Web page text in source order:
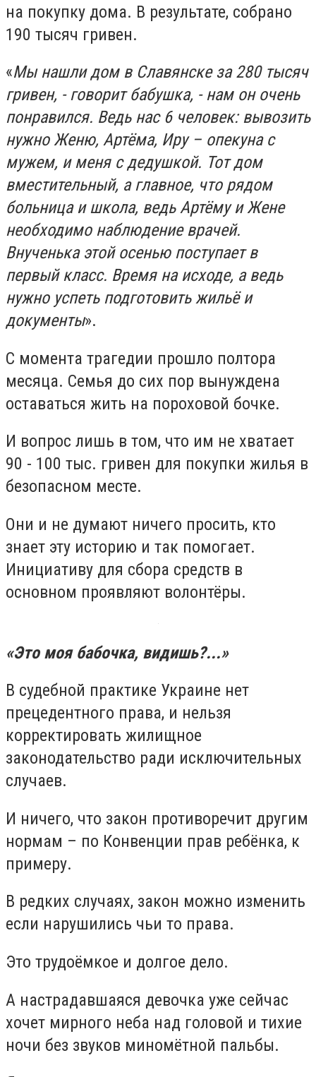
на покупку дома. В результате, собрано
190 тысяч гривен.
«Мы нашли дом в Славянске за 280 тысяч
гривен, - говорит бабушка, - нам он очень
понравился. Ведь нас 6 человек: вывозить
нужно Женю, Артёма, Иру – опекуна с
мужем, и меня с дедушкой. Тот дом
вместительный, а главное, что рядом
больница и школа, ведь Артёму и Жене
необходимо наблюдение врачей.
Внученька этой осенью поступает в
первый класс. Время на исходе, а ведь
нужно успеть подготовить жильё и
документы».
С момента трагедии прошло полтора
месяца. Семья до сих пор вынуждена
оставаться жить на пороховой бочке.
И вопрос лишь в том, что им не хватает
90 - 100 тыс. гривен для покупки жилья в
безопасном месте.
Они и не думают ничего просить, кто
знает эту историю и так помогает.
Инициативу для сбора средств в
основном проявляют волонтёры.
«Это моя бабочка, видишь?...»
В судебной практике Украине нет
прецедентного права, и нельзя
корректировать жилищное
законодательство ради исключительных
случаев.
И ничего, что закон противоречит другим
нормам – по Конвенции прав ребёнка, к
примеру.
В редких случаях, закон можно изменить
если нарушились чьи то права.
Это трудоёмкое и долгое дело.
А настрадавшаяся девочка уже сейчас
хочет мирного неба над головой и тихие
ночи без звуков миномётной пальбы.